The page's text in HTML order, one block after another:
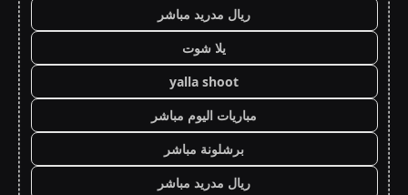
ريال مدريد مباشر
يلا شوت
yalla shoot
مباريات اليوم مباشر
برشلونة مباشر
ريال مدريد مباشر